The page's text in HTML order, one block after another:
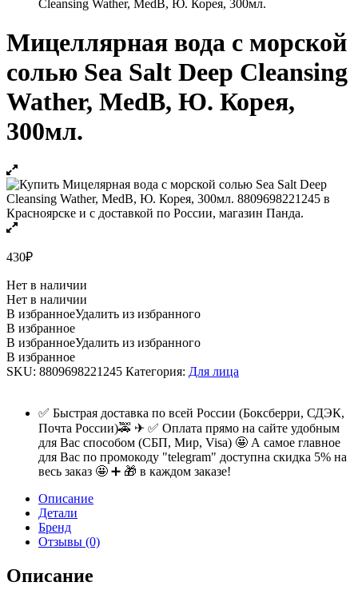
Cleansing Wather, MedB, Ю. Корея, 300мл.
Мицеллярная вода с морской
солью Sea Salt Deep Cleansing
Wather, MedB, Ю. Корея,
300мл.
430₽
Нет в наличии
Нет в наличии
В избранноеУдалить из избранного
В избранное
В избранноеУдалить из избранного
В избранное
SKU: 8809698221245 Категория: Для лица
✅ Быстрая доставка по всей России (Боксберри, СДЭК,
Почта России)🚕 ✈ ✅ Оплата прямо на сайте удобным
для Вас способом (СБП, Мир, Visa) 🤩 А самое главное
для Вас по промокоду "telegram" доступна скидка 5% на
весь заказ 🤩 ➕ 🎁 в каждом заказе!
Описание
Детали
Бренд
Отзывы (0)
Описание